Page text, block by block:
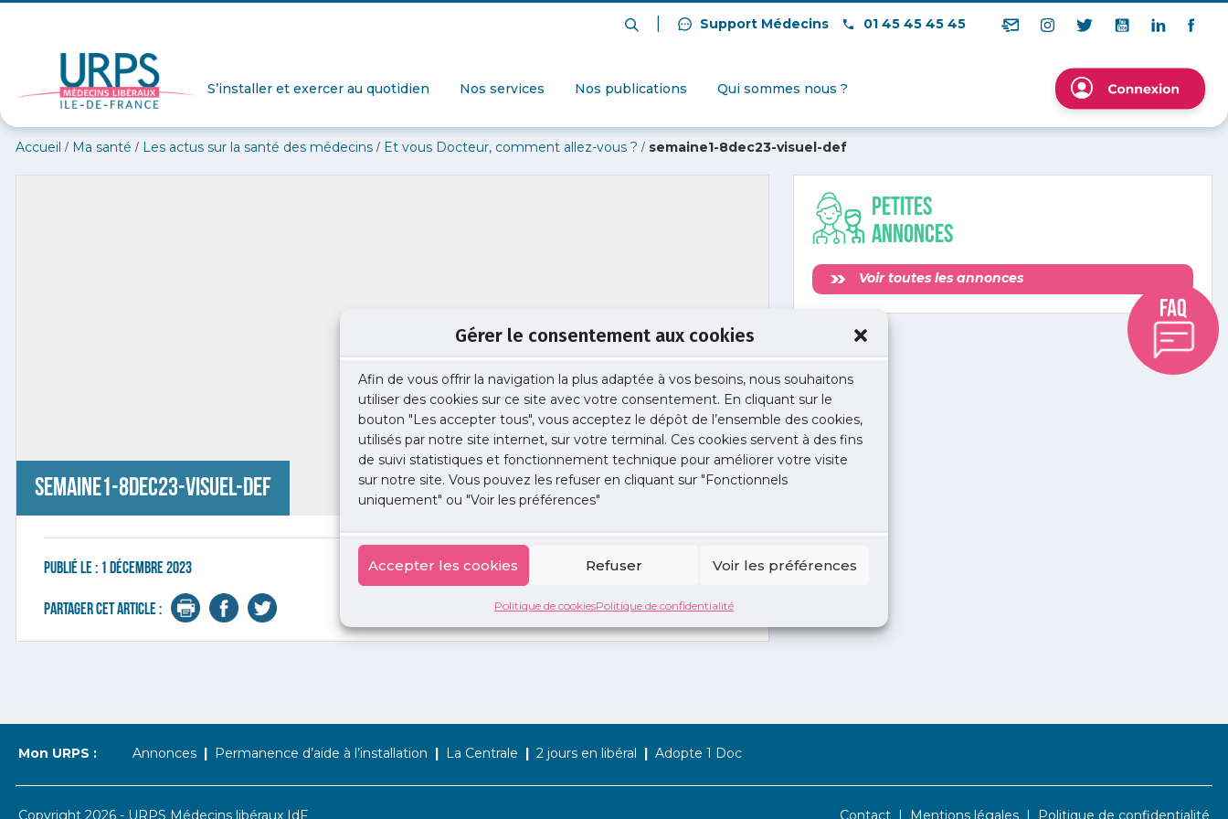
Gérer le consentement aux cookies
Afin de vous offrir la navigation la plus adaptée à vos besoins, nous souhaitons
utiliser des cookies sur ce site avec votre consentement. En cliquant sur le
bouton "Les accepter tous", vous acceptez le dépôt de l’ensemble des cookies,
utilisés par notre site internet, sur votre terminal. Ces cookies servent à des fins
de suivi statistiques et fonctionnement technique pour améliorer votre visite
sur notre site. Vous pouvez les refuser en cliquant sur "Fonctionnels
uniquement" ou "Voir les préférences"
Accepter les cookies Refuser Voir les préférences
Politique de cookiesPolitique de confidentialité
Support Médecins 01 45 45 45 45
S’installer et exercer au quotidien Nos services Nos publications Qui sommes nous ?
Accueil / Ma santé / Les actus sur la santé des médecins / Et vous Docteur, comment allez-vous ? / semaine1-8dec23-visuel-def
semaine1-8dec23-visuel-def
Publié le : 1 décembre 2023
Partager cet article :
Petites
annonces
Voir toutes les annonces
Mon URPS : Annonces Permanence d’aide à l’installation La Centrale 2 jours en libéral Adopte 1 Doc
Copyright 2026 - URPS Médecins libéraux IdF Contact Mentions légales Politique de confidentialité